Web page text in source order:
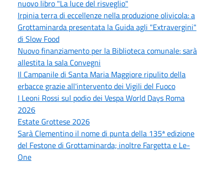
nuovo libro "La luce del risveglio"
Irpinia terra di eccellenze nella produzione olivicola: a
Grottaminarda presentata la Guida agli "Extravergini"
di Slow Food
Nuovo finanziamento per la Biblioteca comunale: sarà
allestita la sala Convegni
Il Campanile di Santa Maria Maggiore ripulito della
erbacce grazie all'intervento dei Vigili del Fuoco
I Leoni Rossi sul podio dei Vespa World Days Roma
2026
Estate Grottese 2026
Sarà Clementino il nome di punta della 135ª edizione
del Festone di Grottaminarda; inoltre Fargetta e Le-
One